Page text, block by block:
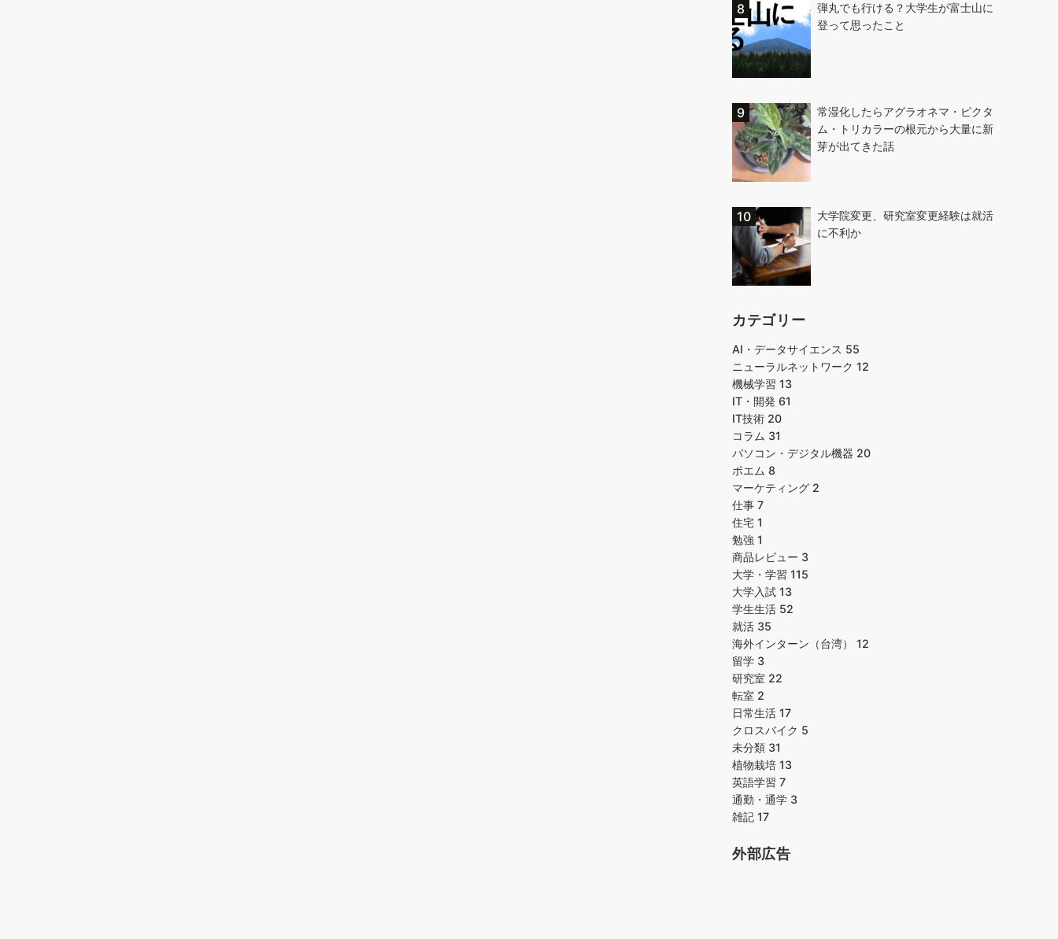
弾丸でも行ける？大学生が富士山に
登って思ったこと
常湿化したらアグラオネマ・ピクタ
ム・トリカラーの根元から大量に新
芽が出てきた話
大学院変更、研究室変更経験は就活
に不利か
カテゴリー
AI・データサイエンス 55
ニューラルネットワーク 12
機械学習 13
IT・開発 61
IT技術 20
コラム 31
パソコン・デジタル機器 20
ポエム 8
マーケティング 2
仕事 7
住宅 1
勉強 1
商品レビュー 3
大学・学習 115
大学入試 13
学生生活 52
就活 35
海外インターン（台湾） 12
留学 3
研究室 22
転室 2
日常生活 17
クロスバイク 5
未分類 31
植物栽培 13
英語学習 7
通勤・通学 3
雑記 17
外部広告